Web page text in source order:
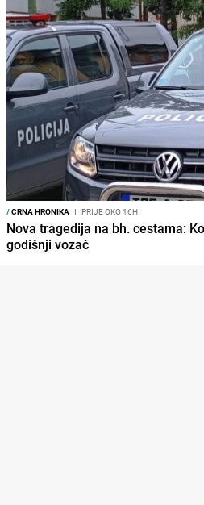
/CRNA HRONIKA I PRIJE OKO 16H
Nova tragedija na bh. cestama:
godišnji vozač